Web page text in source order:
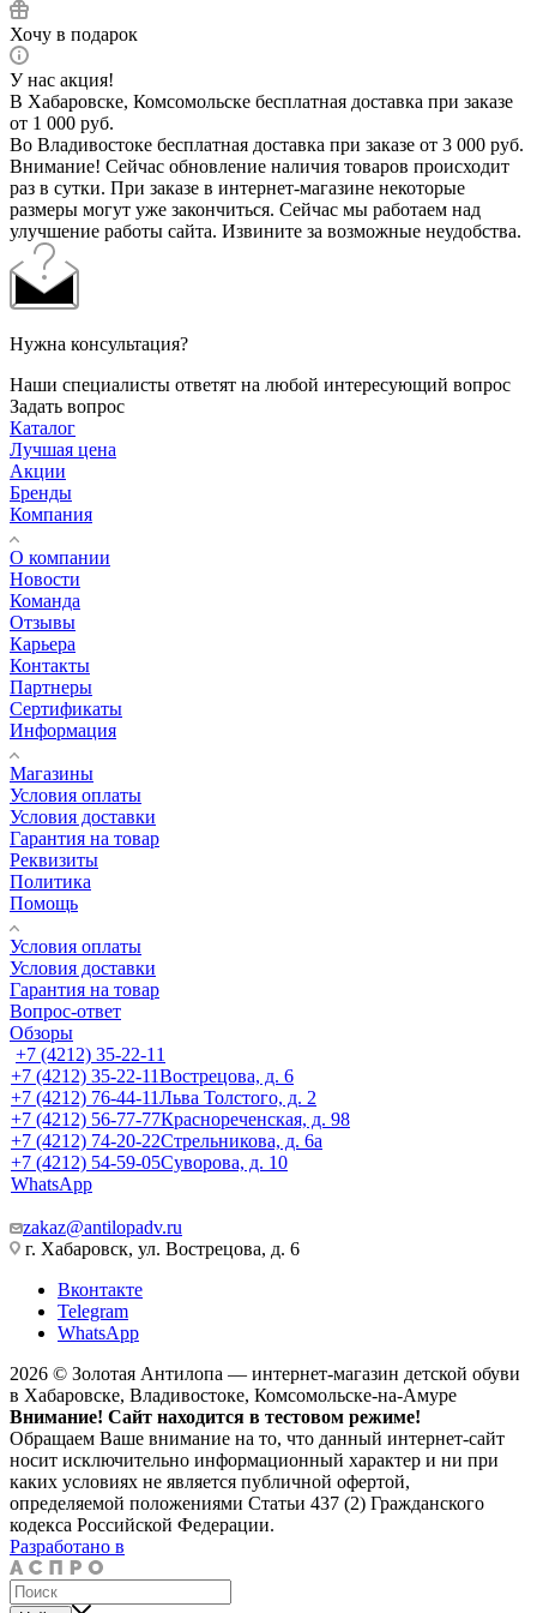
Хочу в подарок
У нас акция!
В Хабаровске, Комсомольске бесплатная доставка при заказе
от 1 000 руб.
Во Владивостоке бесплатная доставка при заказе от 3 000 руб.
Внимание! Сейчас обновление наличия товаров происходит
раз в сутки. При заказе в интернет-магазине некоторые
размеры могут уже закончиться. Сейчас мы работаем над
улучшение работы сайта. Извините за возможные неудобства.
Нужна консультация?
Наши специалисты ответят на любой интересующий вопрос
Задать вопрос
Каталог
Лучшая цена
Акции
Бренды
Компания
О компании
Новости
Команда
Отзывы
Карьера
Контакты
Партнеры
Сертификаты
Информация
Магазины
Условия оплаты
Условия доставки
Гарантия на товар
Реквизиты
Политика
Помощь
Условия оплаты
Условия доставки
Гарантия на товар
Вопрос-ответ
Обзоры
+7 (4212) 35-22-11
+7 (4212) 35-22-11Вострецова, д. 6
+7 (4212) 76-44-11Льва Толстого, д. 2
+7 (4212) 56-77-77Краснореченская, д. 98
+7 (4212) 74-20-22Стрельникова, д. 6а
+7 (4212) 54-59-05Суворова, д. 10
WhatsApp
zakaz@antilopadv.ru
г. Хабаровск, ул. Вострецова, д. 6
Вконтакте
Telegram
WhatsApp
2026 © Золотая Антилопа — интернет-магазин детской обуви
в Хабаровске, Владивостоке, Комсомольске-на-Амуре
Внимание! Сайт находится в тестовом режиме!
Обращаем Ваше внимание на то, что данный интернет-сайт
носит исключительно информационный характер и ни при
каких условиях не является публичной офертой,
определяемой положениями Статьи 437 (2) Гражданского
кодекса Российской Федерации.
Разработано в